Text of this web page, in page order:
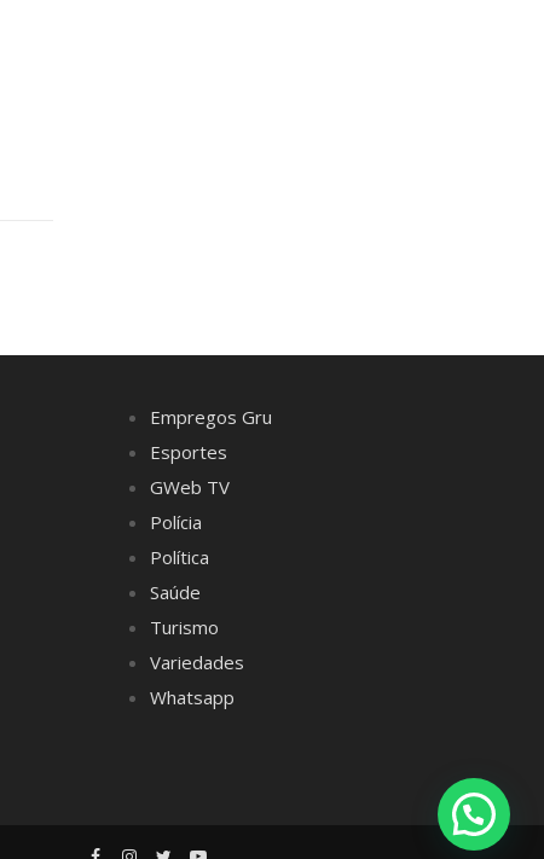
Empregos Gru
Esportes
GWeb TV
Polícia
Política
Saúde
Turismo
Variedades
Whatsapp